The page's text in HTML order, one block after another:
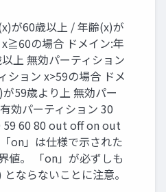
が60歳以上 / 年齢(x)が
の場合 ドメイン:年
上 無効パーティション
ション x>59の場合 ドメ
59歳より上 無効パー
効パーティション 30
59 60 80 out oﬀ on out
on」は仕様で示された
値。 「on」が必ずしも
ならないことに注意。